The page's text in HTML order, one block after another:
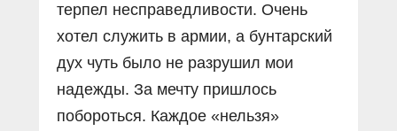
терпел несправедливости. Очень
хотел служить в армии, а бунтарский
дух чуть было не разрушил мои
надежды. За мечту пришлось
побороться. Каждое «нельзя»